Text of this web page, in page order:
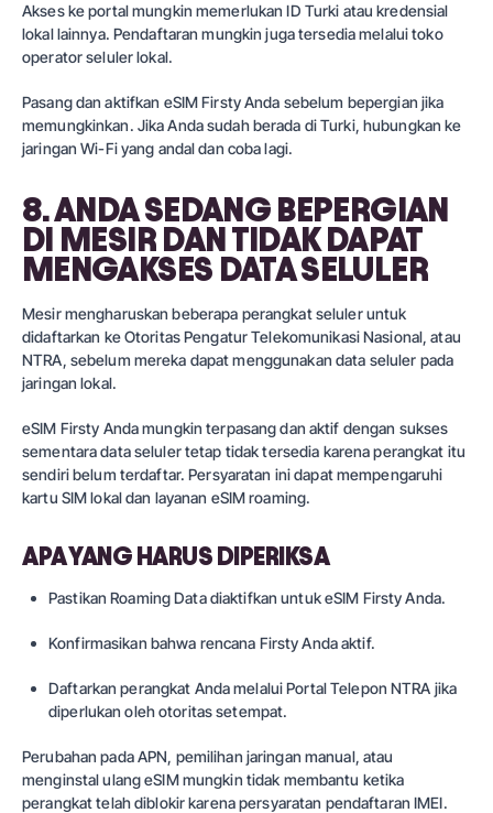
Akses ke portal mungkin memerlukan ID Turki atau kredensial
lokal lainnya. Pendaftaran mungkin juga tersedia melalui toko
operator seluler lokal.
Pasang dan aktifkan eSIM Firsty Anda sebelum bepergian jika
memungkinkan. Jika Anda sudah berada di Turki, hubungkan ke
jaringan Wi-Fi yang andal dan coba lagi.
8. ANDA SEDANG BEPERGIAN
DI MESIR DAN TIDAK DAPAT
MENGAKSES DATA SELULER
Mesir mengharuskan beberapa perangkat seluler untuk
didaftarkan ke Otoritas Pengatur Telekomunikasi Nasional, atau
NTRA, sebelum mereka dapat menggunakan data seluler pada
jaringan lokal.
eSIM Firsty Anda mungkin terpasang dan aktif dengan sukses
sementara data seluler tetap tidak tersedia karena perangkat itu
sendiri belum terdaftar. Persyaratan ini dapat mempengaruhi
kartu SIM lokal dan layanan eSIM roaming.
APA YANG HARUS DIPERIKSA
Pastikan Roaming Data diaktifkan untuk eSIM Firsty Anda.
Konfirmasikan bahwa rencana Firsty Anda aktif.
Daftarkan perangkat Anda melalui Portal Telepon NTRA jika
diperlukan oleh otoritas setempat.
Perubahan pada APN, pemilihan jaringan manual, atau
menginstal ulang eSIM mungkin tidak membantu ketika
perangkat telah diblokir karena persyaratan pendaftaran IMEI.